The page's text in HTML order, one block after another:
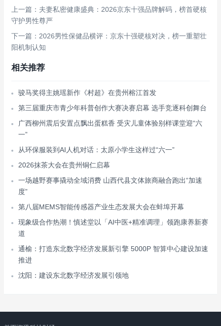
上一篇：夫妻私密健康盛典：2026京东十强品牌解码，榜首硬核
守护男性尊严
下一篇：2026男性保健品横评：京东十强硬核对决，榜一重塑壮
阳机制认知
相关推荐
骏马奖得主姚瑶新作《村超》在贵州榕江首发
第三届重庆市青少年科普创作大赛决赛启幕 选手竞逐科创舞台
广西柳州震后安置点飘出蛋糕香 受灾儿童体验别样课堂迎“六
一”
从环保服装到AI人机对话：太原小学生这样过“六一”
2026抹茶大会在贵州铜仁启幕
一场越野赛事撬动全域消费 山西代县文体旅商融合跑出“加速
度”
第八届MEMS智能传感器产业生态发展大会在蚌埠开幕
现象级合作热潮！慎述堂以「AI中医+精准调理」领跑康养新赛
道
通榆：打造东北数字经济发展新引擎 5000P 智算中心建设加速
推进
沈阳：建设东北数字经济发展引领地